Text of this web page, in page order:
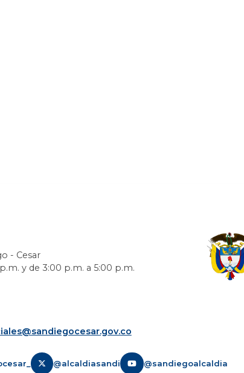
- Cesar
y de 3:00 p.m. a 5:00 p.m.
@alcaldiasandi @sandiegoalcaldia